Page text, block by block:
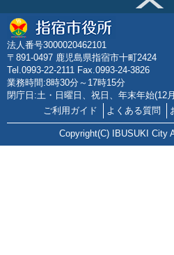
法人番号3000020462101
〒891-0497 鹿児島県指宿市十町2424
Tel.0993-22-2111 Fax.0993-24-3826
業務時間:8時30分～17時15分
閉庁日:土・日曜日、祝日、年末年始(12
ご利用ガイド
よくある質問
Copyright(C) IBUSUKI City